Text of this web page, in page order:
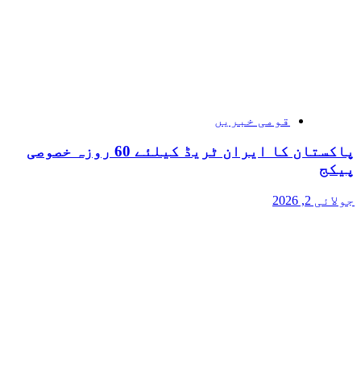
قومی خبریں
پاکستان کا ایران ٹریڈ کیلئے 60 روزہ خصوصی
پیکج
جولائی 2, 2026